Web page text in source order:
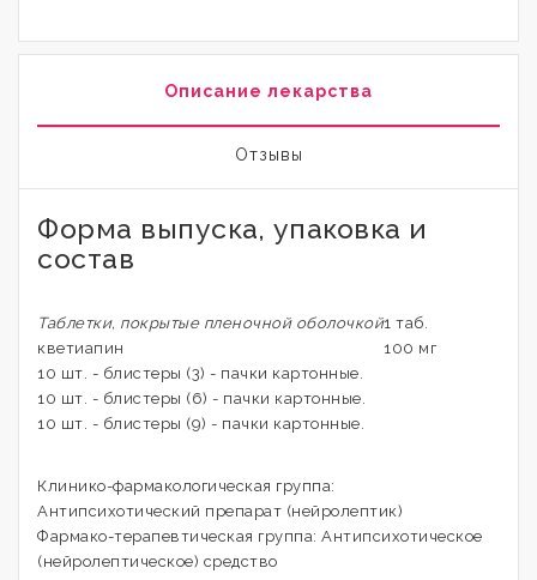
Описание лекарства
Отзывы
Форма выпуска, упаковка и
состав
Таблетки, покрытые пленочной оболочкой1 таб.
кветиапин
100 мг
10 шт. - блистеры (3) - пачки картонные.
10 шт. - блистеры (6) - пачки картонные.
10 шт. - блистеры (9) - пачки картонные.
Клинико-фармакологическая группа:
Антипсихотический препарат (нейролептик)
Фармако-терапевтическая группа: Антипсихотическое
(нейролептическое) средство